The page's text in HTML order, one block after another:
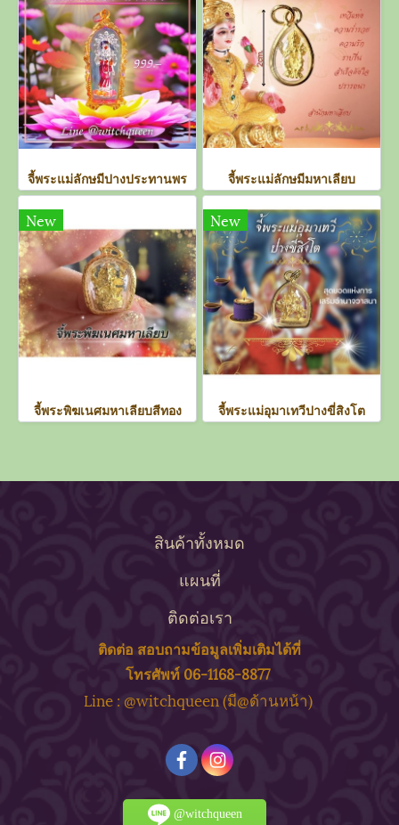
จี้พระแม่ลักษมีปางประทานพร จี้พระแม่ลักษมีมหาเลียบ
New
จี้พระพิฆเนศมหาเลียบสีทอง
New
จี้พระแม่อุมาเทวีปางขี่สิงโต
สินค้าทั้งหมด
แผนที่
ติดต่อเรา
ติดต่อ สอบถามข้อมูลเพิ่มเติมได้ที่
โทรศัพท์ 06-1168-8877
Line : @witchqueen (มี@ด้านหน้า)
@witchqueen